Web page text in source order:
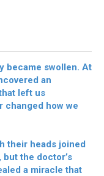
became swollen. At
an
left us
changed how we
their heads joined
the doctor’s
a miracle that